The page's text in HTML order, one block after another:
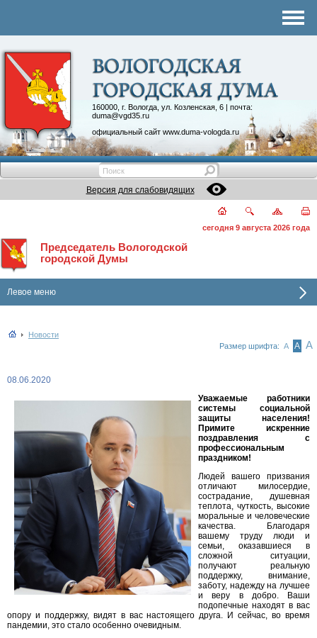
160000, г. Вологда, ул. Козленская, 6 | почта:
duma@vgd35.ru
официальный сайт www.duma-vologda.ru
Контакты
Депутатские объединения
Версия для слабовидящих
сегодня 9 августа 2026 года
Председатель Вологодской
городской Думы
Левое меню
Новости
Размер шрифта: А А А
08.06.2020
Уважаемые работники
системы социальной
защиты населения!
Примите искренние
поздравления с
профессиональным
праздником!
Людей вашего призвания
отличают милосердие,
сострадание, душевная
теплота, чуткость, высокие
моральные и человеческие
качества. Благодаря
вашему труду люди и
семьи, оказавшиеся в
сложной ситуации,
получают реальную
поддержку, внимание,
заботу, надежду на лучшее
и веру в добро. Ваши
подопечные находят в вас
опору и поддержку, видят в вас настоящего друга. И сейчас, во время
пандемии, это стало особенно очевидным.